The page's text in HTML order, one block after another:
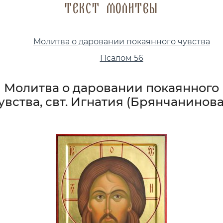
Текст молитвы
Молитва о даровании покаянного чувства
Псалом 56
Молитва о даровании покаянного
свт. Игнатия